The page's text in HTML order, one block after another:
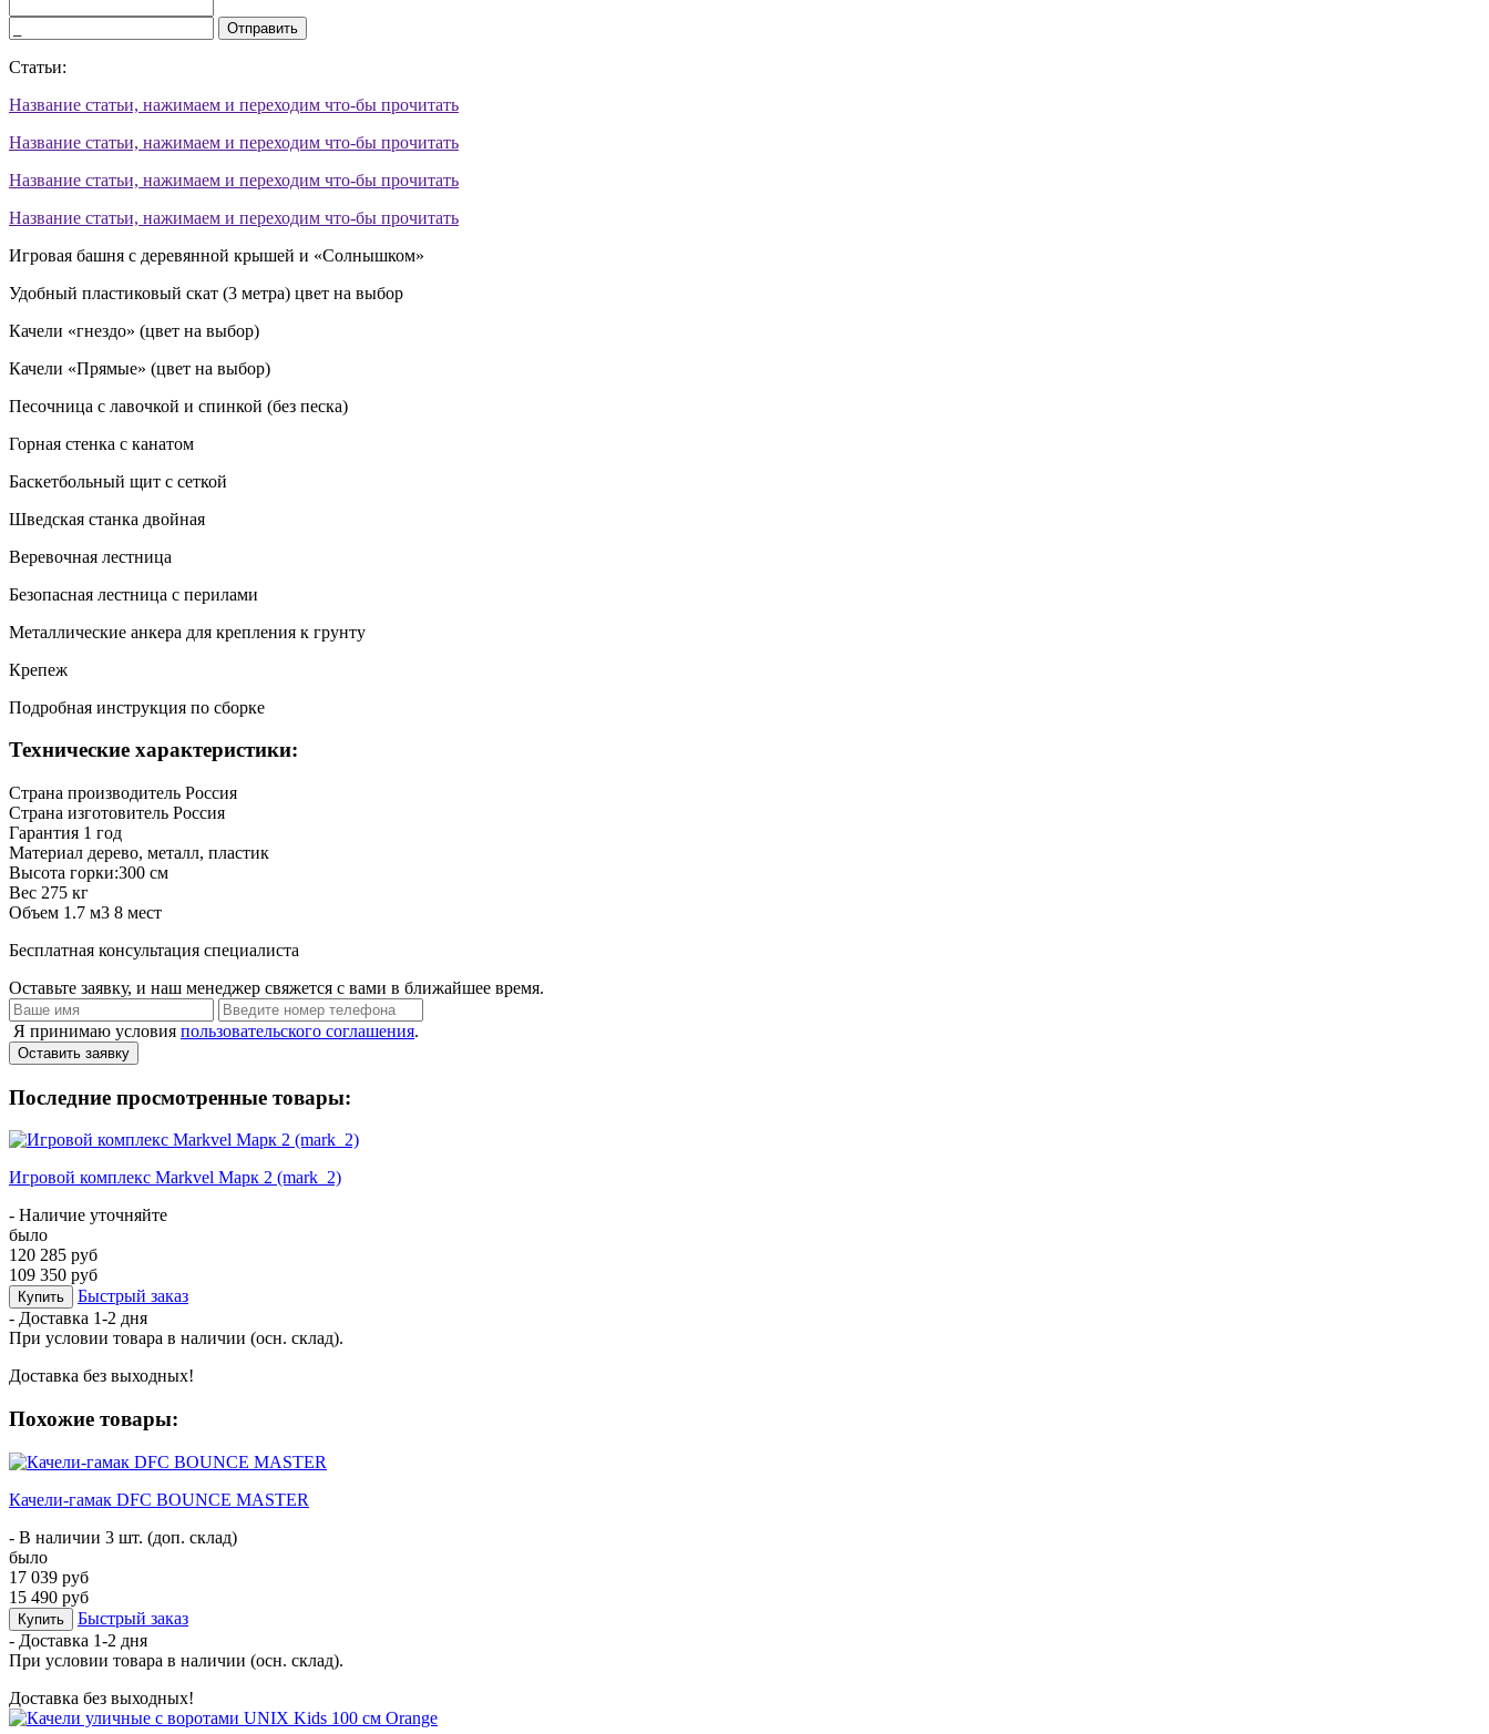
Отправить
Статьи:
Название статьи, нажимаем и переходим что-бы прочитать
Название статьи, нажимаем и переходим что-бы прочитать
Название статьи, нажимаем и переходим что-бы прочитать
Название статьи, нажимаем и переходим что-бы прочитать
Игровая башня с деревянной крышей и «Солнышком»
Удобный пластиковый скат (3 метра) цвет на выбор
Качели «гнездо» (цвет на выбор)
Качели «Прямые» (цвет на выбор)
Песочница с лавочкой и спинкой (без песка)
Горная стенка с канатом
Баскетбольный щит с сеткой
Шведская станка двойная
Веревочная лестница
Безопасная лестница с перилами
Металлические анкера для крепления к грунту
Крепеж
Подробная инструкция по сборке
Технические характеристики:
Страна производитель Россия
Страна изготовитель Россия
Гарантия 1 год
Материал дерево, металл, пластик
Высота горки:300 см
Вес 275 кг
Объем 1.7 м3 8 мест
Бесплатная консультация специалиста
Оставьте заявку, и наш менеджер свяжется с вами в ближайшее время.
Я принимаю условия пользовательского соглашения.
Оставить заявку
Последние просмотренные товары:
Игровой комплекс Markvel Марк 2 (mark_2)
- Наличие уточняйте
было
120 285 руб
109 350 руб
Купить
Быстрый заказ
- Доставка 1-2 дня
При условии товара в наличии (осн. склад).
Доставка без выходных!
Похожие товары:
Качели-гамак DFC BOUNCE MASTER
- В наличии 3 шт. (доп. склад)
было
17 039 руб
15 490 руб
Купить
Быстрый заказ
- Доставка 1-2 дня
При условии товара в наличии (осн. склад).
Доставка без выходных!